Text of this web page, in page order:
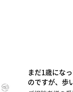
まだ1歳にな
のですが、歩